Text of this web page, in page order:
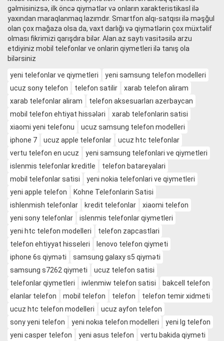
gəlmisinizsə, ilk öncə qiymətlər və onların xarakteristikasl ilə
yaxından maraqlanmaq lazımdır. Smartfon alqı-satqısı ilə məşğul
olan çox mağaza olsa da, vaxt darlığı və qiymətlərin çox müxtəlif
olması fikrimizi qarışdıra bilər. Alan.az saytı vasitəsilə arzu
etdiyiniz mobil telefonlar ve onlarin qiymetleri ilə tanış ola
bilərsiniz
yeni telefonlar ve qiymetleri
yeni samsung telefon modelleri
ucuz sony telefon
telefon satilir
xarab telefon aliram
xarab telefonlar aliram
telefon aksesuarları azerbaycan
mobil telefon ehtiyat hissələri
xarab telefonlarin satisi
xiaomi yeni telefonu
ucuz samsung telefon modelleri
iphone 7
ucuz apple telefonlar
ucuz htc telefonlar
vertu telefon en ucuz
yeni samsung telefonlari ve qiymetleri
islenmis telefonlar kreditle
telefon batareyalari
mobil telefonlar satisi
yeni nokia telefonlari ve qiymetleri
yeni apple telefon
Kohne Telefonlarin Satisi
ishlenmish telefonlar
kredit telefonlar
xiaomi telefon
yeni sony telefonlar
islenmis telefonlar qiymetleri
yeni htc telefon modelleri
telefon zapcastlari
telefon ehtiyyat hisseleri
lenovo telefon qiymeti
iphone 6s qiyməti
samsung galaxy s5 qiyməti
samsung s7262 qiymeti
ucuz telefon satisi
telefonlar qiymetleri
iwlenmiw telefon satisi
bakcell telefon
elanlar telefon
mobil telefon telefon
telefon temir xidmeti
ucuz htc telefon modelleri
ucuz ayfon telefon
sony yeni telefon
yeni nokıa telefon modelleri
yeni lg telefon
yeni casper telefon
yeni asus telefon vertu bakida qiymeti